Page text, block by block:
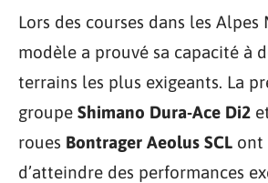
Lors des courses dans les Alpes
modèle a prouvé sa capacité à
terrains les plus exigeants. La
groupe Shimano Dura-Ace Di2
roues Bontrager Aeolus SCL ont
d’atteindre des performances